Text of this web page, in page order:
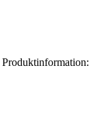
Produktinformation: